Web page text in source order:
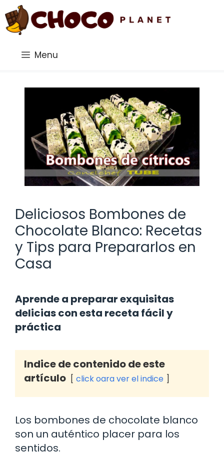
Saltar
al
contenido
Menu
Deliciosos Bombones de
Chocolate Blanco: Recetas
y Tips para Prepararlos en
Casa
Aprende a preparar exquisitas
delicias con esta receta fácil y
práctica
Indice de contenido de este
artículo
click oara ver el indice
Los bombones de chocolate blanco
son un auténtico placer para los
sentidos.